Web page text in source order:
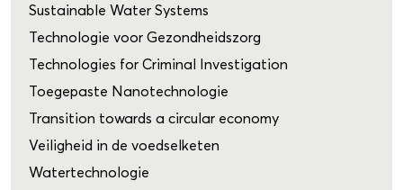
Sustainable Water Systems
Technologie voor Gezondheidszorg
Technologies for Criminal Investigation
Toegepaste Nanotechnologie
Transition towards a circular economy
Veiligheid in de voedselketen
Watertechnologie